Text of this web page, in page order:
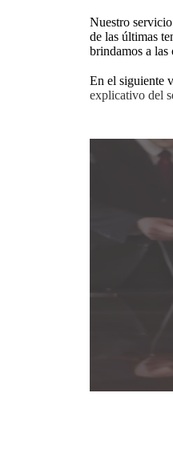
Nuestro
de las últimas
brindamos a las
En el siguiente
explicativo del